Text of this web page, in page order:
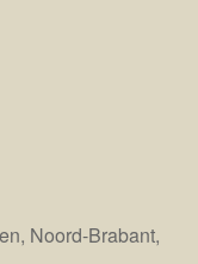
Noord-Brabant,